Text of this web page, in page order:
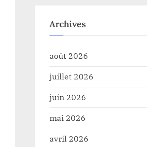
Archives
août 2026
juillet 2026
juin 2026
mai 2026
avril 2026